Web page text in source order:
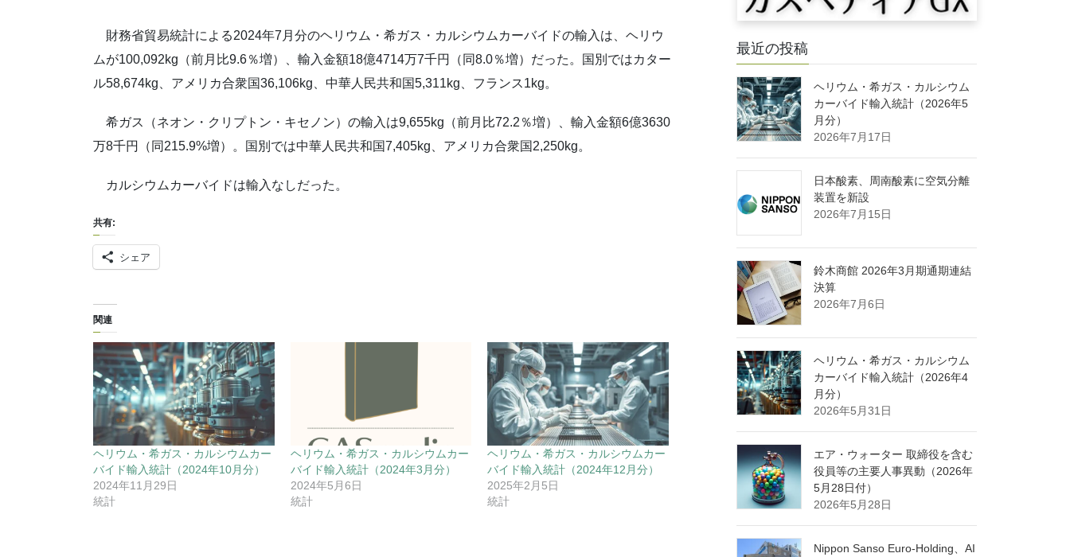
財務省貿易統計による2024年7月分のヘリウム・希ガス・カルシウムカーバイドの輸入は、ヘリウ
ムが100,092kg（前月比9.6％増）、輸入金額18億4714万7千円（同8.0％増）だった。国別ではカター
ル58,674kg、アメリカ合衆国36,106kg、中華人民共和国5,311kg、フランス1kg。
希ガス（ネオン・クリプトン・キセノン）の輸入は9,655kg（前月比72.2％増）、輸入金額6億3630
万8千円（同215.9%増）。国別では中華人民共和国7,405kg、アメリカ合衆国2,250kg。
カルシウムカーバイドは輸入なしだった。
共有:
シェア
関連
ヘリウム・希ガス・カルシウムカー
バイド輸入統計（2024年10月分）
2024年11月29日
統計
ヘリウム・希ガス・カルシウムカー
バイド輸入統計（2024年3月分）
2024年5月6日
統計
ヘリウム・希ガス・カルシウムカー
バイド輸入統計（2024年12月分）
2025年2月5日
統計
最近の投稿
ヘリウム・希ガス・カルシウム
カーバイド輸入統計（2026年5
月分）
2026年7月17日
日本酸素、周南酸素に空気分離
装置を新設
2026年7月15日
鈴木商館 2026年3月期通期連結
決算
2026年7月6日
ヘリウム・希ガス・カルシウム
カーバイド輸入統計（2026年4
月分）
2026年5月31日
エア・ウォーター 取締役を含む
役員等の主要人事異動（2026年
5月28日付）
2026年5月28日
Nippon Sanso Euro-Holding、AI